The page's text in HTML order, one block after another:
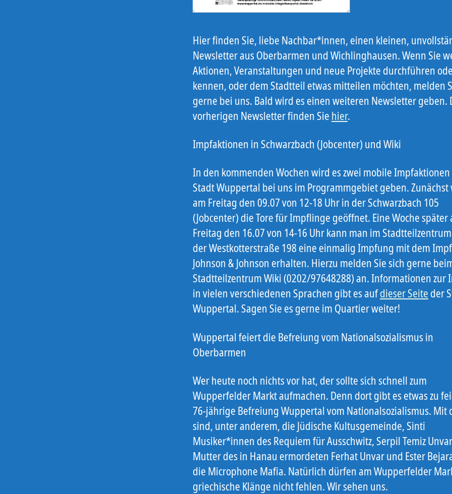
Hier finden Sie, liebe Nachbar*innen, einen kleinen,
Newsletter aus Oberbarmen und Wichlinghausen. Wenn Sie
Aktionen, Veranstaltungen und neue Projekte durchführen
kennen, oder dem Stadtteil etwas mitteilen möchten, melden
gerne bei uns. Bald wird es einen weiteren Newsletter geben.
vorherigen Newsletter finden Sie hier.
Impfaktionen in Schwarzbach (Jobcenter) und Wiki
In den kommenden Wochen wird es zwei mobile
Stadt Wuppertal bei uns im Programmgebiet geben. Zunächst
am Freitag den 09.07 von 12-18 Uhr in der Schwarzbach 105
(Jobcenter) die Tore für Impflinge geöffnet. Eine Woche später
Freitag den 16.07 von 14-16 Uhr kann man im
der Westkotterstraße 198 eine einmalig Impfung mit dem
Johnson & Johnson erhalten. Hierzu melden Sie sich gerne
Stadtteilzentrum Wiki (0202/97648288) an. Informationen zur
in vielen verschiedenen Sprachen gibt es aufdieser Seite der
Wuppertal. Sagen Sie es gerne im Quartier weiter!
Wuppertal feiert die Befreiung vom Nationalsozialismus in
Oberbarmen
Wer heute noch nichts vor hat, der sollte sich schnell zum
Wupperfelder Markt aufmachen. Denn dort gibt es etwas zu
76-jährige Befreiung Wuppertal vom Nationalsozialismus. Mit
sind, unter anderem, die Jüdische Kultusgemeinde, Sinti
Musiker*innen des Requiem für Ausschwitz, Serpil Temiz
Mutter des in Hanau ermordeten Ferhat Unvar und Ester
die Microphone Mafia. Natürlich dürfen am Wupperfelder
griechische Klänge nicht fehlen. Wir sehen uns.